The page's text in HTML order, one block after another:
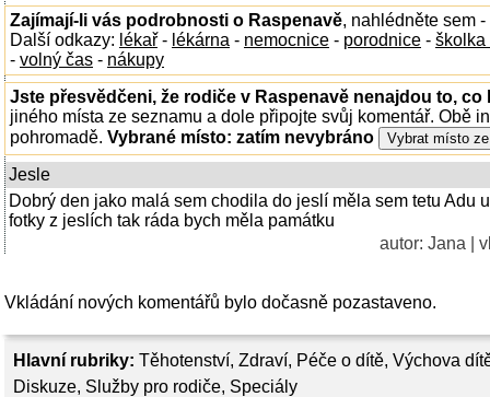
Hlavní rubriky: Těhotenství, Zdraví, Péče o dítě, Výchova
Diskuze, Služby pro rodiče, Speciály
Zajímají-li vás podrobnosti o Raspenavě, nahlédněte sem
Další odkazy: lékař - lékárna - nemocnice - porodnice - školka
- volný čas - nákupy
Jste přesvědčeni, že rodiče v Raspenavě nenajdou to, co
jiného místa ze seznamu a dole připojte svůj komentář. Obě
pohromadě. Vybrané místo: zatím nevybráno
Jesle
Dobrý den jako malá sem chodila do jeslí měla sem tetu Adu
fotky z jeslích tak ráda bych měla památku
autor: Jana |
Vkládání nových komentářů bylo dočasně pozastaveno.